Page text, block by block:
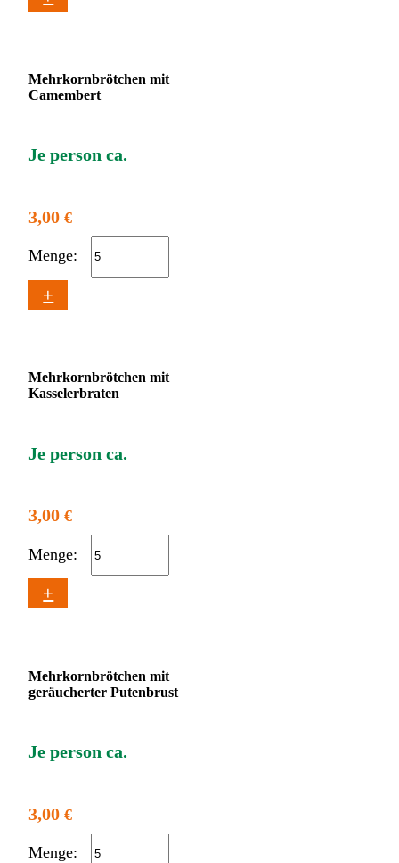
Mehrkornbrötchen mit
Camembert
Je person ca.
3,00€
Menge:
+
Mehrkornbrötchen mit
Kasselerbraten
Je person ca.
3,00€
Menge:
+
Mehrkornbrötchen mit
geräucherter Putenbrust
Je person ca.
3,00€
Menge: